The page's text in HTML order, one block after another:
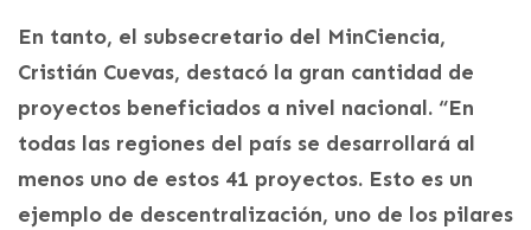
En tanto, el subsecretario del MinCiencia,
Cristián Cuevas, destacó la gran cantidad de
proyectos beneficiados a nivel nacional. “En
todas las regiones del país se desarrollará al
menos uno de estos 41 proyectos. Esto es un
ejemplo de descentralización, uno de los pilares